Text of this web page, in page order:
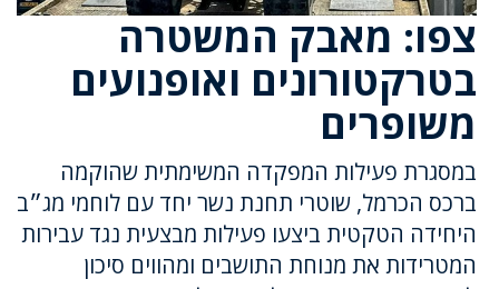
צפו: מאבק המשטרה
בטרקטורונים ואופנועים
משופרים
במסגרת פעילות המפקדה המשימתית שהוקמה
ברכס הכרמל, שוטרי תחנת נשר יחד עם לוחמי מג״ב
היחידה הטקטית ביצעו פעילות מבצעית נגד עבירות
המטרידות את מנוחת התושבים ומהווים סיכון